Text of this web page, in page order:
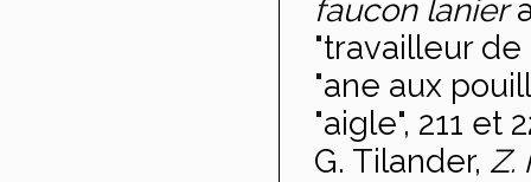
faucon lanier
"travailleur de
"ane aux
"aigle", 211 et
G. Tilander, Z.